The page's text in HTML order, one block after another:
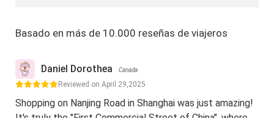
Basado en más de 10.000 reseñas de viajeros
Daniel Dorothea Canada
Reviewed on April 29,2025
Shopping on Nanjing Road in Shanghai was just amazing!